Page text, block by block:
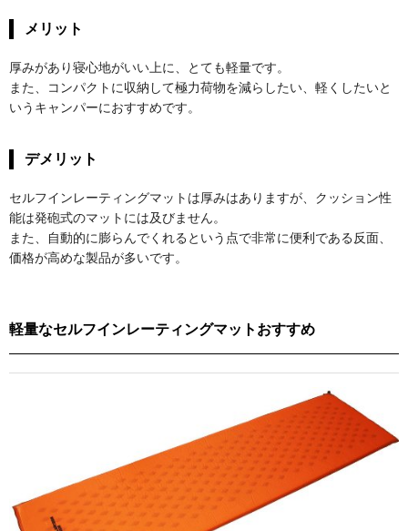
メリット
厚みがあり寝心地がいい上に、とても軽量です。
また、コンパクトに収納して極力荷物を減らしたい、軽くしたいと
いうキャンパーにおすすめです。
デメリット
セルフインレーティングマットは厚みはありますが、クッション性
能は発砲式のマットには及びません。
また、自動的に膨らんでくれるという点で非常に便利である反面、
価格が高めな製品が多いです。
軽量なセルフインレーティングマットおすすめ